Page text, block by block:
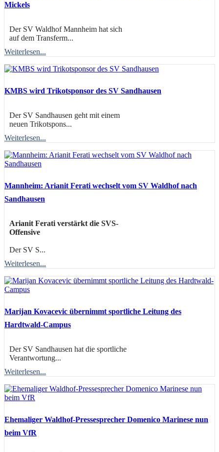
Mickels
Der SV Waldhof Mannheim hat sich
auf dem Transferm...
Weiterlesen...
KMBS wird Trikotsponsor des SV Sandhausen
Der SV Sandhausen geht mit einem
neuen Trikotspons...
Weiterlesen...
Mannheim: Arianit Ferati wechselt vom SV Waldhof nach
Sandhausen
Arianit Ferati verstärkt die SVS-
Offensive
Der SV S...
Weiterlesen...
Marijan Kovacevic übernimmt sportliche Leitung des
Hardtwald-Campus
Der SV Sandhausen hat die sportliche
Verantwortung...
Weiterlesen...
Ehemaliger Waldhof-Pressesprecher Domenico Marinese nun
beim VfR